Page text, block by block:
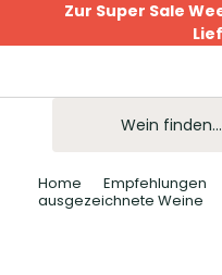
Zur Super Sale
Home Empfehlungen
ausgezeichnete Weine